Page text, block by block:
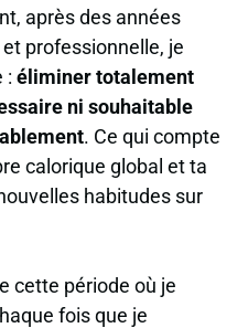
après des années
professionnelle, je
: éliminer totalement
ni souhaitable
. Ce qui compte
calorique global et ta
habitudes sur
cette période où je
fois que je